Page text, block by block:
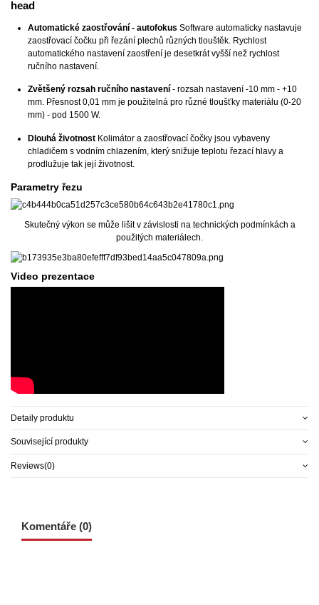
head
Automatické zaostřování - autofokus Software automaticky nastavuje
zaostřovací čočku při řezání plechů různých tlouštěk. Rychlost
automatického nastavení zaostření je desetkrát vyšší než rychlost
ručního nastavení.
Zvětšený rozsah ručního nastavení - rozsah nastavení -10 mm - +10
mm. Přesnost 0,01 mm je použitelná pro různé tloušťky materiálu (0-20
mm) - pod 1500 W.
Dlouhá životnost Kolimátor a zaostřovací čočky jsou vybaveny
chladičem s vodním chlazením, který snižuje teplotu řezací hlavy a
prodlužuje tak její životnost.
Parametry řezu
Skutečný výkon se může lišit v závislosti na technických podmínkách a
použitých materiálech.
Video prezentace
Detaily produktu
Související produkty
Reviews(0)
Komentáře (0)